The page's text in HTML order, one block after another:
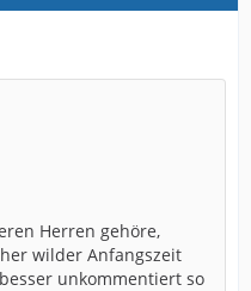
Herren gehöre,
wilder Anfangszeit
unkommentiert so